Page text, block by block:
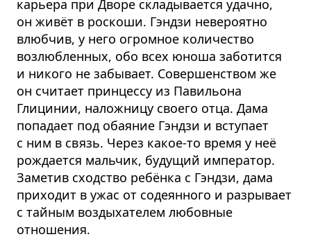
карьера при Дворе складывается удачно,
он живёт в роскоши. Гэндзи невероятно
влюбчив, у него огромное количество
возлюбленных, обо всех юноша заботится
и никого не забывает. Совершенством же
он считает принцессу из Павильона
Глицинии, наложницу своего отца. Дама
попадает под обаяние Гэндзи и вступает
с ним в связь. Через какое-то время у неё
рождается мальчик, будущий император.
Заметив сходство ребёнка с Гэндзи, дама
приходит в ужас от содеянного и разрывает
с тайным воздыхателем любовные
отношения.